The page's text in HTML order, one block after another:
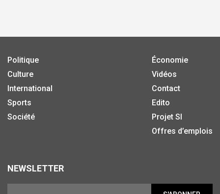
Politique
Culture
International
Sports
Société
Économie
Vidéos
Contact
Edito
Projet SI
Offres d’emplois
NEWSLETTER